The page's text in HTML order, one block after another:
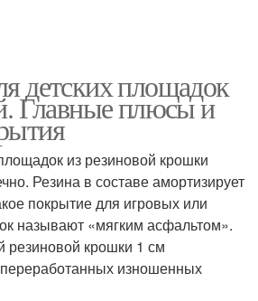
детских площадок
Главные плюсы и
из резиновой крошки
Резина в составе амортизирует
покрытие для игровых или
называют «мягким асфальтом».
резиновой крошки 1 см
переработанных изношенных